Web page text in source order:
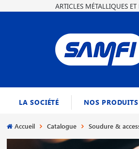
ARTICLES MÉTALLIQUES
LA SOCIÉTÉ NOS PRODUITS
Accueil Catalogue Soudure &